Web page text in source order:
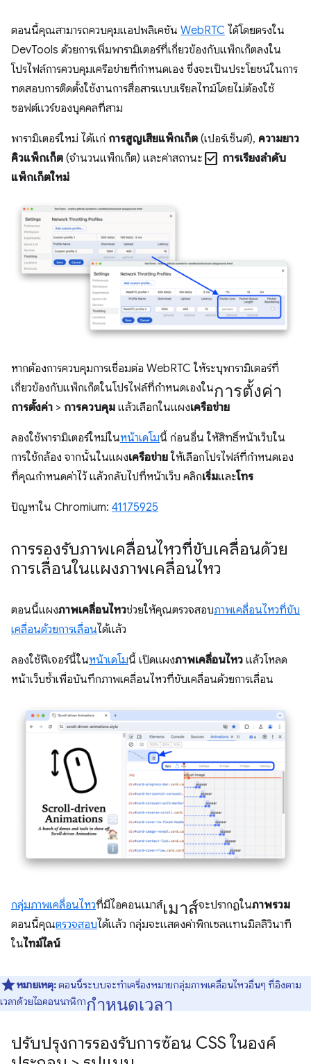
ตอนนี้คุณสามารถควบคุมแอปพลิเคชัน WebRTC ได้โดยตรงใน
DevTools ด้วยการเพิ่มพารามิเตอร์ที่เกี่ยวข้องกับแพ็กเก็ตลงใน
โปรไฟล์การควบคุมเครือข่ายที่กำหนดเอง ซึ่งจะเป็นประโยชน์ในการ
ทดสอบการติดตั้งใช้งานการสื่อสารแบบเรียลไทม์โดยไม่ต้องใช้
ซอฟต์แวร์ของบุคคลที่สาม
พารามิเตอร์ใหม่ ได้แก่ การสูญเสียแพ็กเก็ต (เปอร์เซ็นต์), ความยาว
คิวแพ็กเก็ต (จำนวนแพ็กเก็ต) และค่าสถานะ check_box การเรียงลำดับ
แพ็กเก็ตใหม่
หากต้องการควบคุมการเชื่อมต่อ WebRTC ให้ระบุพารามิเตอร์ที่
เกี่ยวข้องกับแพ็กเก็ตในโปรไฟล์ที่กำหนดเองในการตั้งค่า
การตั้งค่า > การควบคุม แล้วเลือกในแผงเครือข่าย
ลองใช้พารามิเตอร์ใหม่ในหน้าเดโมนี้ ก่อนอื่น ให้สิทธิ์หน้าเว็บใน
การใช้กล้อง จากนั้นในแผงเครือข่าย ให้เลือกโปรไฟล์ที่กำหนดเอง
ที่คุณกำหนดค่าไว้ แล้วกลับไปที่หน้าเว็บ คลิกเริ่มและโทร
ปัญหาใน Chromium: 41175925
การรองรับภาพเคลื่อนไหวที่ขับเคลื่อนด้วย
การเลื่อนในแผงภาพเคลื่อนไหว
ตอนนี้แผงภาพเคลื่อนไหวช่วยให้คุณตรวจสอบภาพเคลื่อนไหวที่ขับ
เคลื่อนด้วยการเลื่อนได้แล้ว
ลองใช้ฟีเจอร์นี้ในหน้าเดโมนี้ เปิดแผงภาพเคลื่อนไหว แล้วโหลด
หน้าเว็บซ้ำเพื่อบันทึกภาพเคลื่อนไหวที่ขับเคลื่อนด้วยการเลื่อน
กลุ่มภาพเคลื่อนไหวที่มีไอคอนเมาส์เมาส์จะปรากฏในภาพรวม
ตอนนี้คุณตรวจสอบได้แล้ว กลุ่มจะแสดงค่าพิกเซลแทนมิลลิวินาที
ในไทม์ไลน์
หมายเหตุ:ตอนนี้ระบบจะทำเครื่องหมายกลุ่มภาพเคลื่อนไหวอื่นๆ ที่อิงตาม
เวลาด้วยไอคอนนาฬิกากำหนดเวลา
ปรับปรุงการรองรับการซ้อน CSS ในองค์